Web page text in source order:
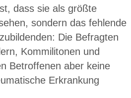
dass sie als größte
sondern das fehlende
Die Befragten
Kommilitonen und
Betroffenen aber keine
Erkrankung